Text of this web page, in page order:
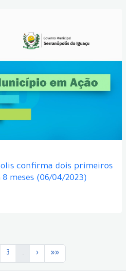
confirma dois primeiros
meses (06/04/2023)
3 . › »»